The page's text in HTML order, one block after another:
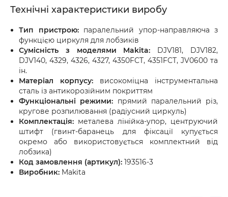
Технічні характеристики виробу
Тип пристрою:паралельний упор-направляюча з
функцією циркуля для лобзиків
Сумісність з моделями Makita: DJV181, DJV182,
DJV140, 4329, 4326, 4327, 4350FCT, 4351FCT, JV0600 та
ін.
Матеріал корпусу: високоміцна інструментальна
сталь із антикорозійним покриттям
Функціональні режими: прямий паралельний різ,
кругове розпилювання (радіусний циркуль)
Комплектація: металева лінійка-упор, центруючий
штифт (гвинт-баранець для фіксації купується
окремо або використовується комплектний від
лобзика)
Код замовлення (артикул): 193516-3
Виробник: Makita